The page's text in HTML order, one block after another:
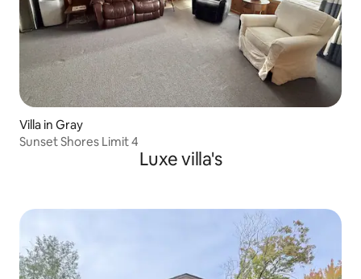
Villa in Gray
Sunset Shores Limit 4
Luxe villa's